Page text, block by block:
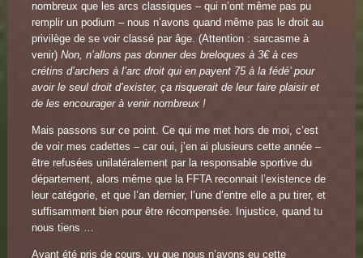
nombreux que les arcs classiques – qui n’ont même pas pu
remplir un podium – nous n’avons quand même pas le droit au
privilège de se voir classé par âge. (Attention : sarcasme à
venir) Non, n’allons pas donner des breloques à 3€ à ces
crétins d’archers à l’arc droit qui en payent 75 à la fédé’ pour
avoir le seul droit d’exister, ça risquerait de leur faire plaisir et
de les encourager à venir nombreux !
Mais passons sur ce point. Ce qui me met hors de moi, c’est
de voir mes cadettes – car oui, j’en ai plusieurs cette année –
être refusées unilatéralement par la responsable sportive du
département, alors même que la FFTA reconnait l’existence de
leur catégorie, et que l’an dernier, l’une d’entre elle a pu tirer, et
suffisamment bien pour être récompensée. Injustice, quand tu
nous tiens …
Ayant été pris de cours, vu que nous n’avons eu cette